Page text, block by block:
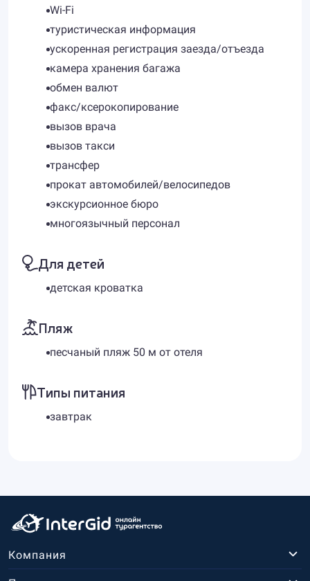
Wi-Fi
туристическая информация
ускоренная регистрация заезда/отъезда
камера хранения багажа
обмен валют
факс/ксерокопирование
вызов врача
вызов такси
трансфер
прокат автомобилей/велосипедов
экскурсионное бюро
многоязычный персонал
Для детей
детская кроватка
Пляж
песчаный пляж 50 м от отеля
Типы питания
завтрак
Компания